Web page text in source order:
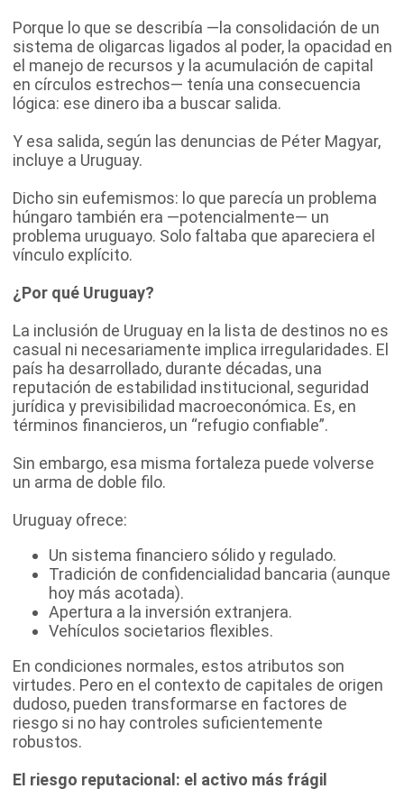
Porque lo que se describía —la consolidación de un
sistema de oligarcas ligados al poder, la opacidad en
el manejo de recursos y la acumulación de capital
en círculos estrechos— tenía una consecuencia
lógica: ese dinero iba a buscar salida.
Y esa salida, según las denuncias de Péter Magyar,
incluye a Uruguay.
Dicho sin eufemismos: lo que parecía un problema
húngaro también era —potencialmente— un
problema uruguayo. Solo faltaba que apareciera el
vínculo explícito.
¿Por qué Uruguay?
La inclusión de Uruguay en la lista de destinos no es
casual ni necesariamente implica irregularidades. El
país ha desarrollado, durante décadas, una
reputación de estabilidad institucional, seguridad
jurídica y previsibilidad macroeconómica. Es, en
términos financieros, un “refugio confiable”.
Sin embargo, esa misma fortaleza puede volverse
un arma de doble filo.
Uruguay ofrece:
Un sistema financiero sólido y regulado.
Tradición de confidencialidad bancaria (aunque
hoy más acotada).
Apertura a la inversión extranjera.
Vehículos societarios flexibles.
En condiciones normales, estos atributos son
virtudes. Pero en el contexto de capitales de origen
dudoso, pueden transformarse en factores de
riesgo si no hay controles suficientemente
robustos.
El riesgo reputacional: el activo más frágil